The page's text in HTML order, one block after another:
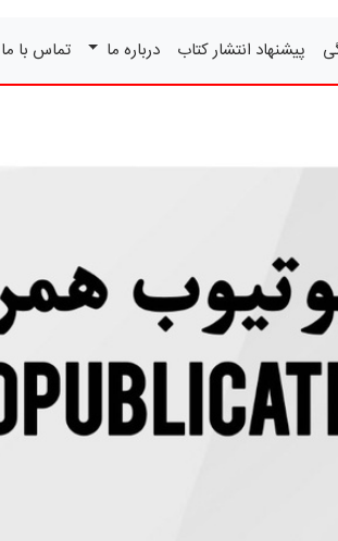
پیشنهاد انتشار کتاب درباره ما تماس با